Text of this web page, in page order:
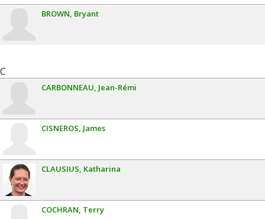
BROWN Bryant
C
CARBONNEAU Jean-Rémi
CISNEROS James
CLAUSIUS Katharina
COCHRAN Terry